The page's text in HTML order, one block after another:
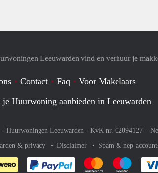
Leeuwarden vind en verhuur je
Contact Faq
Voor Makelaars
je Huurwoning aanbieden in Leeuwarden
Huurwoningen Leeuwarden - KvK nr. 02094127 –
& privacy
Disclaimer Spam & nep-
Je rekent gemakkelijk af met
Je rekent Je